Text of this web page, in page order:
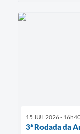
15 JUL 2026 -
3ª Rodada da